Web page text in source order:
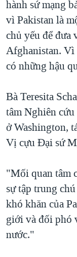
hành sứ mạng
vì Pakistan là
chủ yếu để đưa
Afghanistan. Vì
có những hậu
Bà Teresita
tâm Nghiên
ở Washington,
Vị cựu Đại sứ
"Mối quan tâm
sự tập trung
khó khăn của
giới và đối phó
nước."